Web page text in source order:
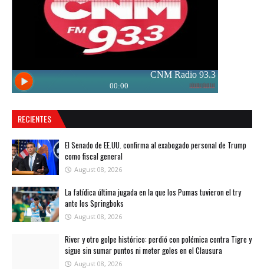
RECIENTES
El Senado de EE.UU. confirma al exabogado personal de Trump
como fiscal general
August 08, 2026
La fatídica última jugada en la que los Pumas tuvieron el try
ante los Springboks
August 08, 2026
River y otro golpe histórico: perdió con polémica contra Tigre y
sigue sin sumar puntos ni meter goles en el Clausura
August 08, 2026